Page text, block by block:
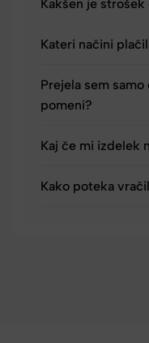
Kakšen je strošek
Kateri načini
Prejela sem
pomeni?
Kaj če mi izdelek
Kako poteka